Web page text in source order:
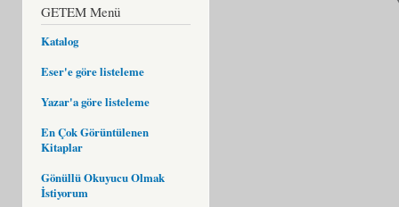
GETEM Menü
Katalog
Eser'e göre listeleme
Yazar'a göre listeleme
En Çok Görüntülenen
Kitaplar
Gönüllü Okuyucu Olmak
İstiyorum